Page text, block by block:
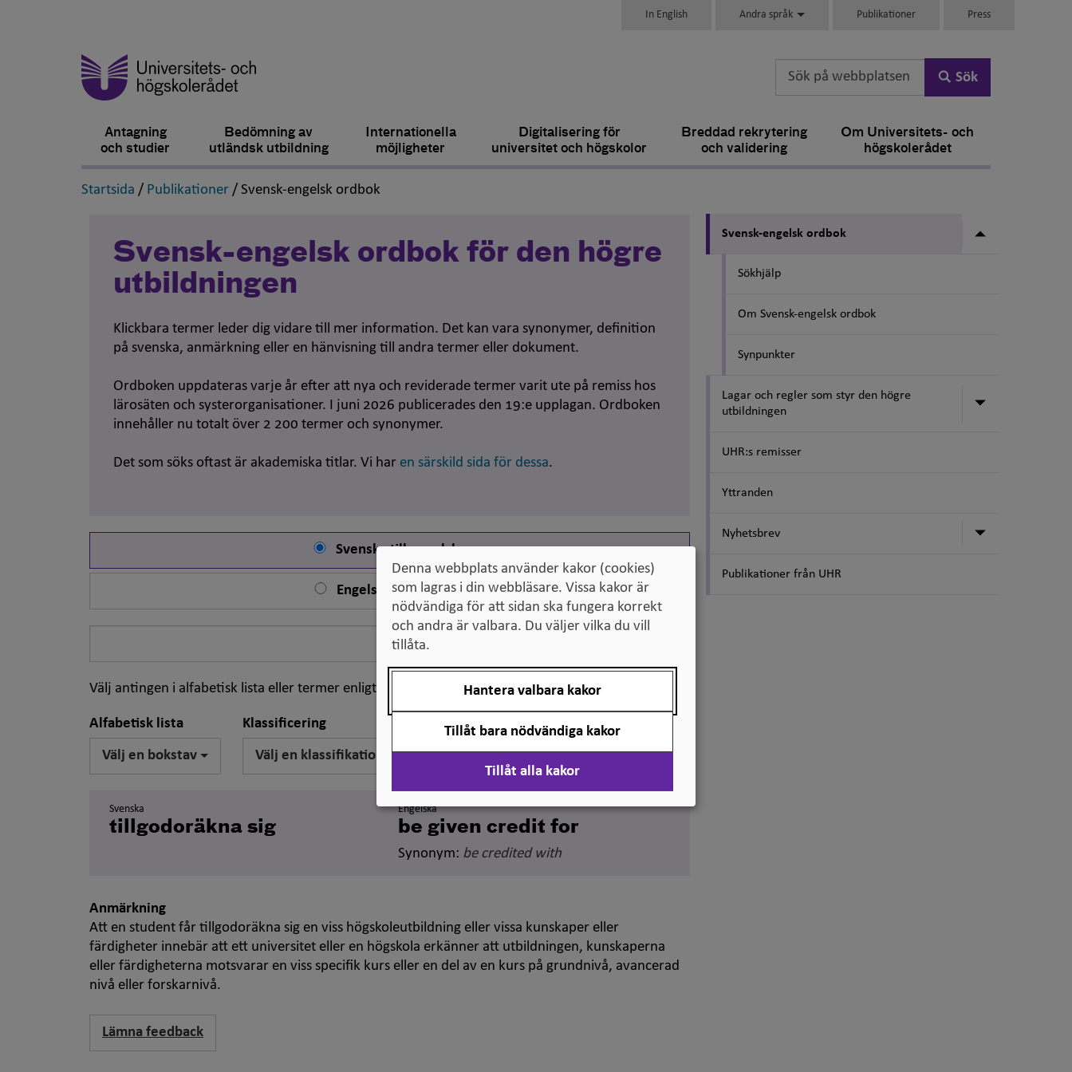
In English Andra språk Publikationer Press
Sök
Antagning
och studier
Bedömning av
utländsk utbildning
Internationella
möjligheter
Digitalisering för
universitet och högskolor
Breddad rekrytering
och validering
Om Universitets- och
högskolerådet
Startsida ,
/ Publikationer ,
/ Svensk-engelsk ordbok
Svensk-engelsk ordbok för den högre
utbildningen
Klickbara termer leder dig vidare till mer information. Det kan vara synonymer, definition
på svenska, anmärkning eller en hänvisning till andra termer eller dokument.
Ordboken uppdateras varje år efter att nya och reviderade termer varit ute på remiss hos
lärosäten och systerorganisationer. I juni 2026 publicerades den 19:e upplagan. Ordboken
innehåller nu totalt över 2 200 termer och synonymer.
Det som söks oftast är akademiska titlar. Vi har en särskild sida för dessa.
Svenska till engelska
Engelska till svenska
Välj antingen i alfabetisk lista eller termer enligt klassifikation
Alfabetisk lista
Välj en bokstav
Klassificering
Välj en klassifikation
Svenska
tillgodoräkna sig
Engelska
be given credit for
Synonym: be credited with
Anmärkning
Att en student får tillgodoräkna sig en viss högskoleutbildning eller vissa kunskaper eller
färdigheter innebär att ett universitet eller en högskola erkänner att utbildningen, kunskaperna
eller färdigheterna motsvarar en viss specifik kurs eller en del av en kurs på grundnivå, avancerad
nivå eller forskarnivå.
Lämna feedback
Svensk-engelsk ordbok Undermeny
Sökhjälp
Om Svensk-engelsk ordbok
Synpunkter
Lagar och regler som styr den högre
utbildningen
Undermeny
UHR:s remisser
Yttranden
Nyhetsbrev Undermeny
Publikationer från UHR
Denna webbplats använder kakor (cookies)
som lagras i din webbläsare. Vissa kakor är
nödvändiga för att sidan ska fungera korrekt
och andra är valbara. Du väljer vilka du vill
tillåta.
Hantera valbara kakor
Tillåt bara nödvändiga kakor
Tillåt alla kakor